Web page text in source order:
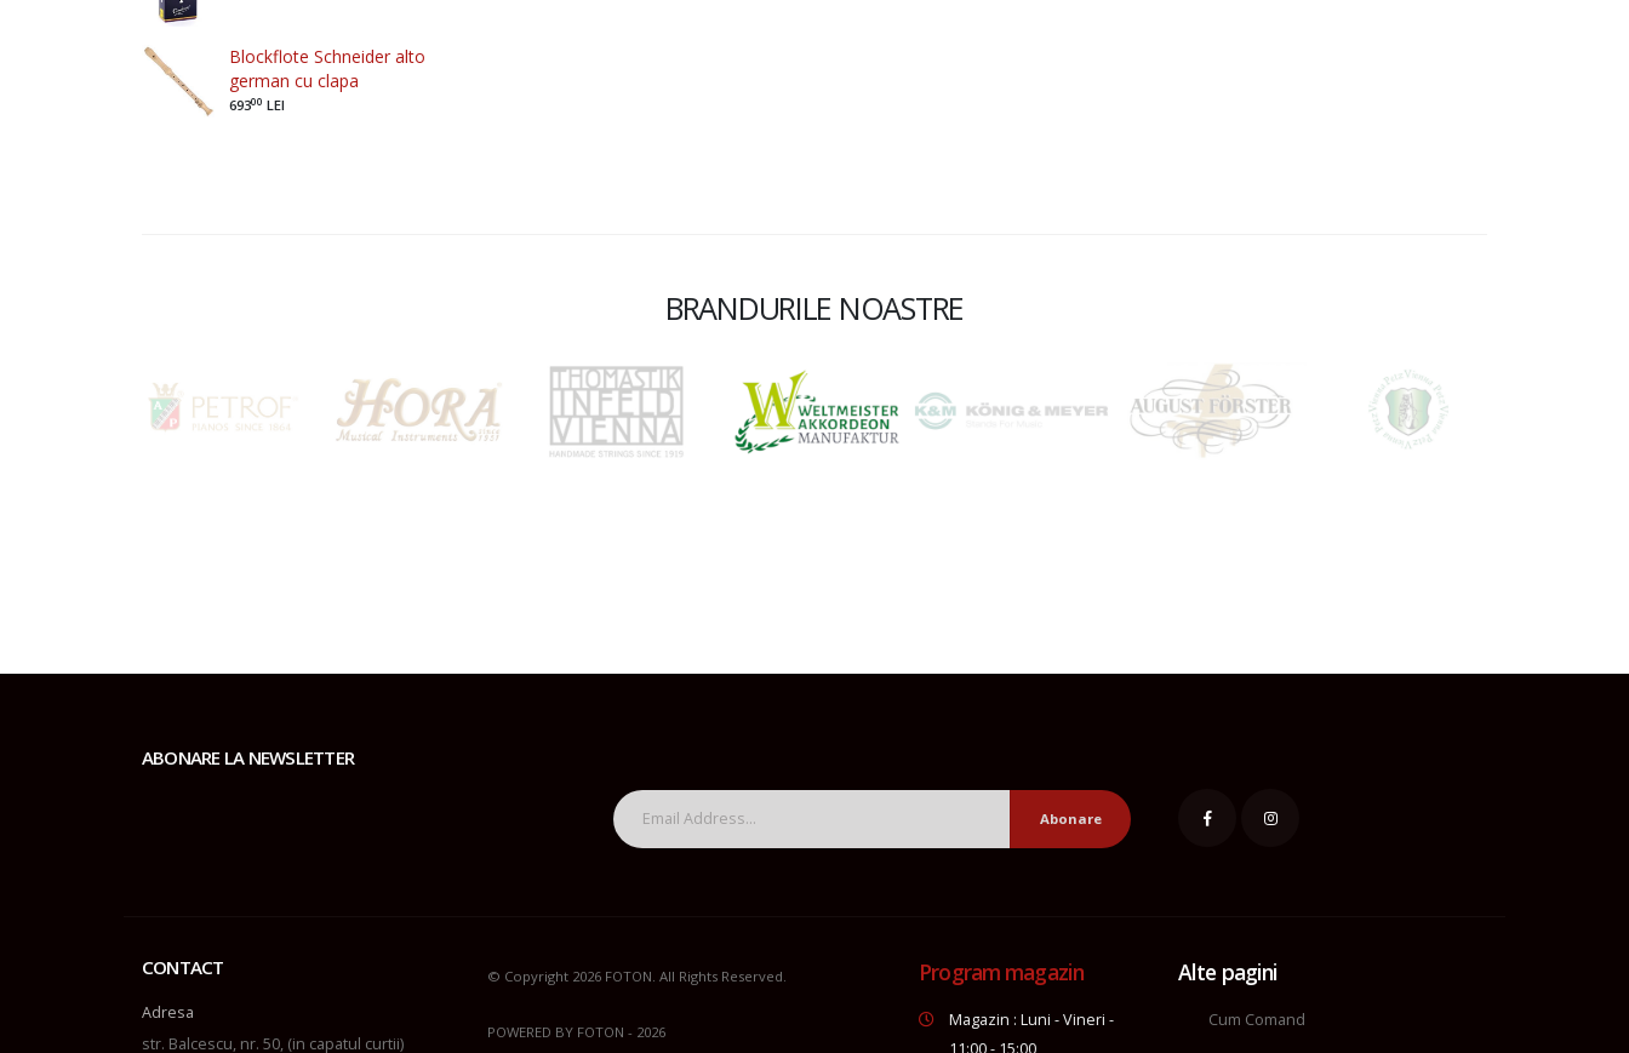
Blockflote Schneider alto
german cu clapa
69300 LEI
BRANDURILE NOASTRE
ABONARE LA NEWSLETTER
Abonare
CONTACT
Adresa
str. Balcescu, nr. 50, (in capatul curtii)
© Copyright 2026 FOTON. All Rights Reserved.
POWERED BY FOTON - 2026
Program magazin
Magazin : Luni - Vineri -
Alte pagini
Cum Comand